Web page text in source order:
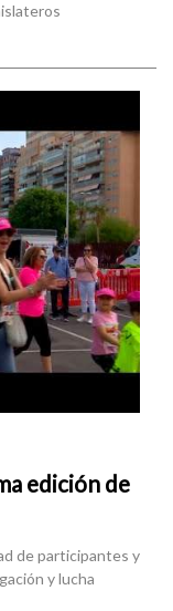
edición de
de participantes y
y lucha